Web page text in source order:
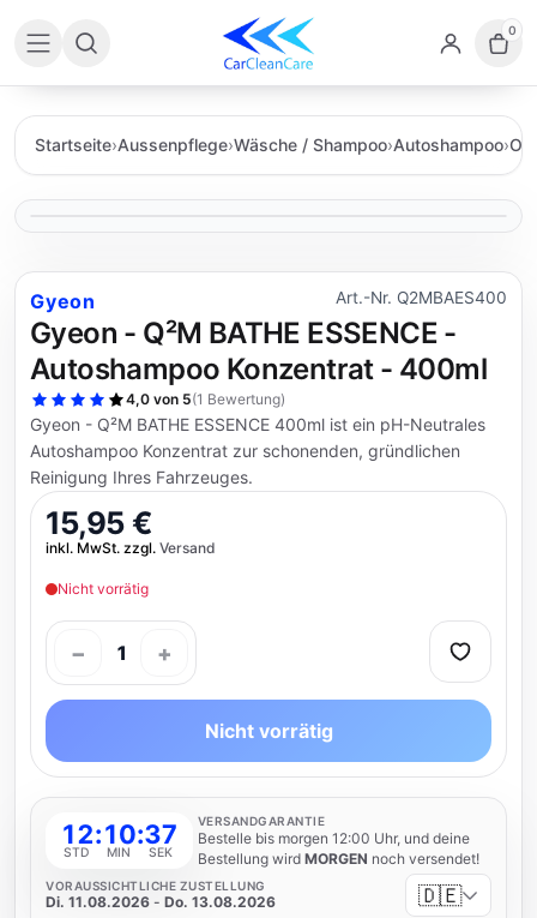
0
Startseite›Aussenpflege›Wäsche / Shampoo›Autoshampoo›
Gyeon Art.-Nr. Q2MBAES400
Gyeon - Q²M BATHE ESSENCE -
Autoshampoo Konzentrat - 400ml
4,0 von 5(1 Bewertung)
Gyeon - Q²M BATHE ESSENCE 400ml ist ein pH-Neutrales
Autoshampoo Konzentrat zur schonenden, gründlichen
Reinigung Ihres Fahrzeuges.
15,95 €
inkl. MwSt. zzgl. Versand
Nicht vorrätig
− 1 +
Nicht vorrätig
12
STD
:10
MIN
:36
SEK
VERSANDGARANTIE
Bestelle bis morgen 12:00 Uhr, und deine
Bestellung wird MORGEN noch versendet!
VORAUSSICHTLICHE ZUSTELLUNG
Di. 11.08.2026 - Do. 13.08.2026 🇩🇪